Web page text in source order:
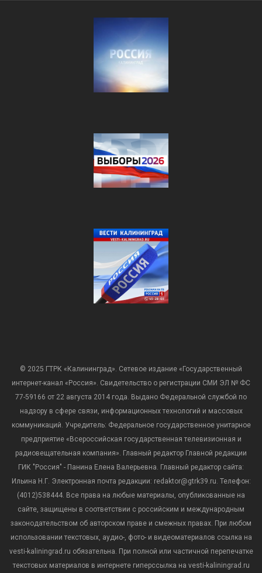
© 2025 ГТРК «Калининград». Сетевое издание «Государственный
интернет-канал «Россия». Свидетельство о регистрации СМИ ЭЛ № ФС
77-59166 от 22 августа 2014 года. Выдано Федеральной службой по
надзору в сфере связи, информационных технологий и массовых
коммуникаций. Учредитель: Федеральное государственное унитарное
предприятие «Всероссийская государственная телевизионная и
радиовещательная компания». Главный редактор Главной редакции
ГИК "Россия" - Панина Елена Валерьевна. Главный редактор сайта:
Ильина Н.Г. Электронная почта редакции: redaktor@gtrk39.ru. Телефон:
(4012)538444. Все права на любые материалы, опубликованные на
сайте, защищены в соответствии с российским и международным
законодательством об авторском праве и смежных правах. При любом
использовании текстовых, аудио-, фото- и видеоматериалов ссылка на
vesti-kaliningrad.ru обязательна. При полной или частичной перепечатке
текстовых материалов в интернете гиперссылка на vesti-kaliningrad.ru